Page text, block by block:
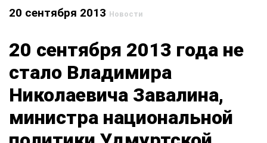
20 сентября 2013 Новости
20 сентября 2013 года не
стало Владимира
Николаевича Завалина,
министра национальной